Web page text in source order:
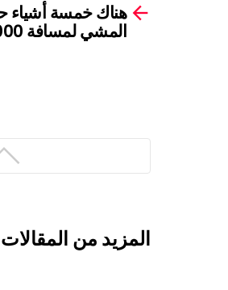
moreهناك خمسة أشياء
المشي لمسافة 20000 خطوة يومياً
المزيد من